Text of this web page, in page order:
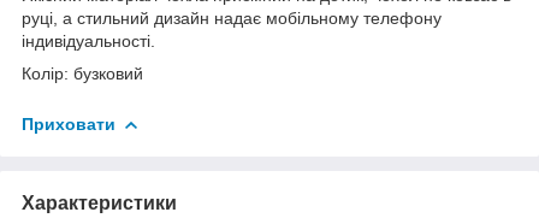
руці, а стильний дизайн надає мобільному телефону
індивідуальності.
Колір: бузковий
Приховати
Характеристики